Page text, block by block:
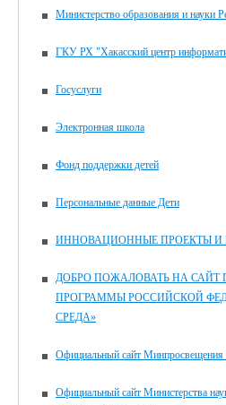
Министерство образования и науки
ГКУ РХ "Хакасский центр
Госуслуги
Электронная школа
Фонд поддержки детей
Персональные данные Дети
ИННОВАЦИОННЫЕ ПРОЕКТЫ
ДОБРО ПОЖАЛОВАТЬ НА САЙТ
ПРОГРАММЫ РОССИЙСКОЙ
СРЕДА»
Официальный сайт Минпросвещения
Официальный сайт Министерства